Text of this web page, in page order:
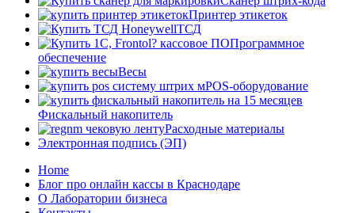
Принтер этикеток
ТСД
Программное
обеспечение
Весы
POS-оборудование
Фискальный накопитель
Расходные материалы
Электронная подпись (ЭП)
Home
Блог про онлайн кассы в Краснодаре
О Лаборатории бизнеса